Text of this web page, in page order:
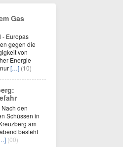
Gas
- Europas
gegen die
von
Energie
[…] (10)
Nach den
Schüssen in
am
besteht
(00)